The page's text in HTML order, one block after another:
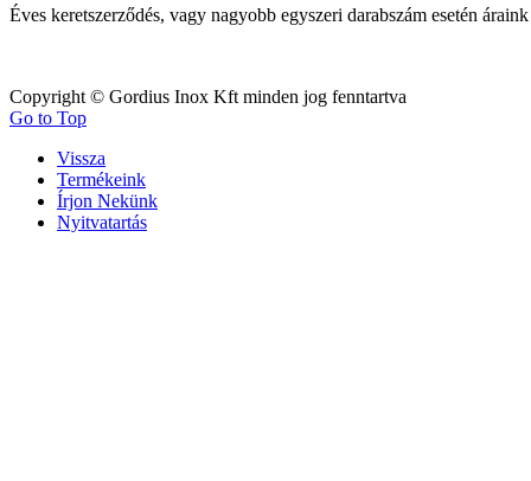
Éves keretszerződés, vagy nagyobb egyszeri darabszám esetén
Copyright © Gordius Inox Kft minden jog fenntartva
Go to Top
Vissza
Termékeink
Írjon Nekünk
Nyitvatartás